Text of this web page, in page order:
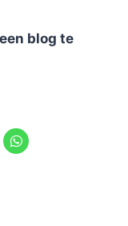
blog te